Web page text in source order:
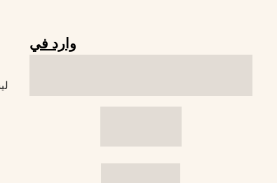
وارد في